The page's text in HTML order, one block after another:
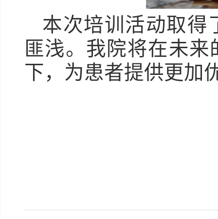
本次培训活动取得
匪浅。我院将在未
下，为患者提供更加